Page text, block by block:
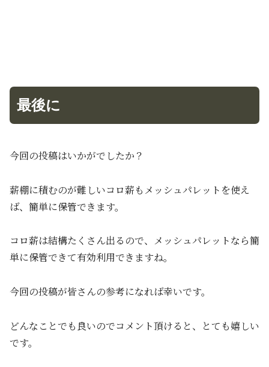
最後に
今回の投稿はいかがでしたか？
薪棚に積むのが難しいコロ薪もメッシュパレットを使え
ば、簡単に保管できます。
コロ薪は結構たくさん出るので、メッシュパレットなら簡
単に保管できて有効利用できますね。
今回の投稿が皆さんの参考になれば幸いです。
どんなことでも良いのでコメント頂けると、とても嬉しい
です。